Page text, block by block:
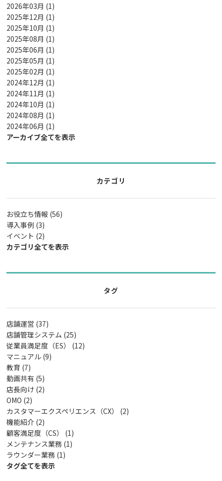
2026年03月 (1)
2025年12月 (1)
2025年10月 (1)
2025年08月 (1)
2025年06月 (1)
2025年05月 (1)
2025年02月 (1)
2024年12月 (1)
2024年11月 (1)
2024年10月 (1)
2024年08月 (1)
2024年06月 (1)
アーカイブ全てを表示
カテゴリ
お役立ち情報 (56)
導入事例 (3)
イベント (2)
カテゴリ全てを表示
タグ
店舗運営 (37)
店舗管理システム (25)
従業員満足度（ES） (12)
マニュアル (9)
教育 (7)
動画共有 (5)
店長向け (2)
OMO (2)
カスタマーエクスペリエンス（CX） (2)
機能紹介 (2)
顧客満足度（CS） (1)
メンテナンス業務 (1)
ラウンダー業務 (1)
タグ全てを表示